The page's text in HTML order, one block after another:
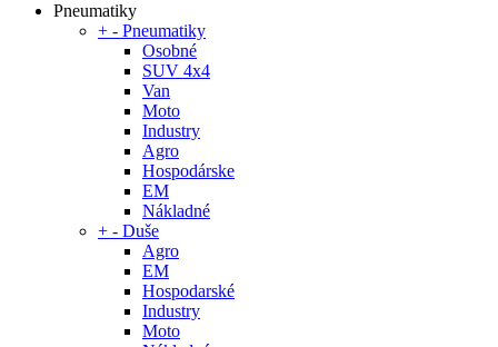
Pneumatiky
+ - Pneumatiky
Osobné
SUV 4x4
Van
Moto
Industry
Agro
Hospodárske
EM
Nákladné
+ - Duše
Agro
EM
Hospodarské
Industry
Moto